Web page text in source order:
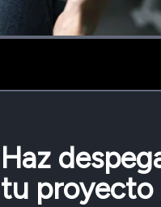
Haz
tu proyecto